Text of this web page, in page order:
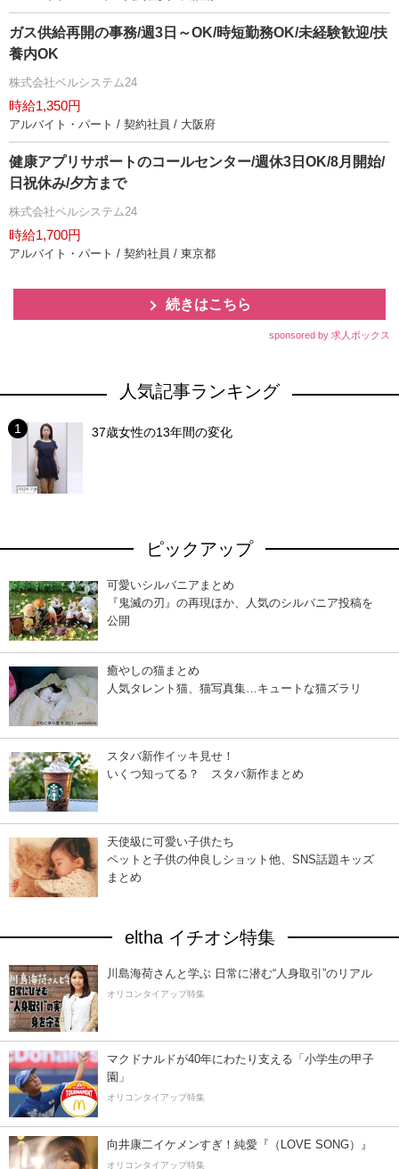
ガス供給再開の事務/週3日～OK/時短勤務OK/未経験歓迎/扶
養内OK
株式会社ベルシステム24
時給1,350円
アルバイト・パート / 契約社員 / 大阪府
健康アプリサポートのコールセンター/週休3日OK/8月開始/
日祝休み/夕方まで
株式会社ベルシステム24
時給1,700円
アルバイト・パート / 契約社員 / 東京都
続きはこちら
sponsored by 求人ボックス
人気記事ランキング
37歳女性の13年間の変化
ピックアップ
可愛いシルバニアまとめ
『鬼滅の刃』の再現ほか、人気のシルバニア投稿を
公開
癒やしの猫まとめ
人気タレント猫、猫写真集…キュートな猫ズラリ
スタバ新作イッキ見せ！
いくつ知ってる？ スタバ新作まとめ
天使級に可愛い子供たち
ペットと子供の仲良しショット他、SNS話題キッズ
まとめ
eltha イチオシ特集
川島海荷さんと学ぶ 日常に潜む“人身取引”のリアル
オリコンタイアップ特集
マクドナルドが40年にわたり支える「小学生の甲子
園」
オリコンタイアップ特集
向井康二イケメンすぎ！純愛『（LOVE SONG）』
オリコンタイアップ特集